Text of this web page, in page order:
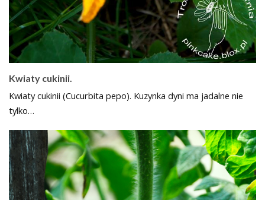
Kwiaty cukinii.
Kwiaty cukinii (Cucurbita pepo). Kuzynka dyni ma jadalne nie
tylko…